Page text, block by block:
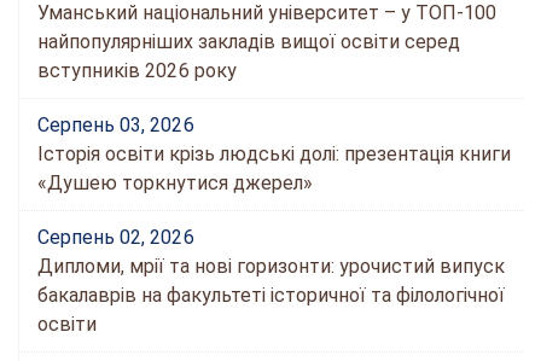
Уманський національний університет – у ТОП-100
найпопулярніших закладів вищої освіти серед
вступників 2026 року
Серпень 03, 2026
Історія освіти крізь людські долі: презентація книги
«Душею торкнутися джерел»
Серпень 02, 2026
Дипломи, мрії та нові горизонти: урочистий випуск
бакалаврів на факультеті історичної та філологічної
освіти